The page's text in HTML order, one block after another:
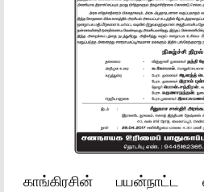
காங்கிரசின் பயன்நாட்ட